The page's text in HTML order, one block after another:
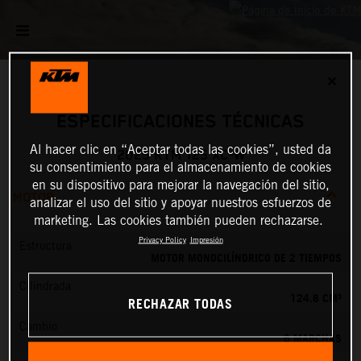
2025 KTM 125 XC-W
MOTOR
6 MARCHAS
Al hacer clic en “Aceptar todas las cookies”, usted da
su consentimiento para el almacenamiento de cookies
en su dispositivo para mejorar la navegación del sitio,
analizar el uso del sitio y apoyar nuestros esfuerzos de
marketing. Las cookies también pueden rechazarse.
Privacy Policy Impresión
RECHAZAR TODAS